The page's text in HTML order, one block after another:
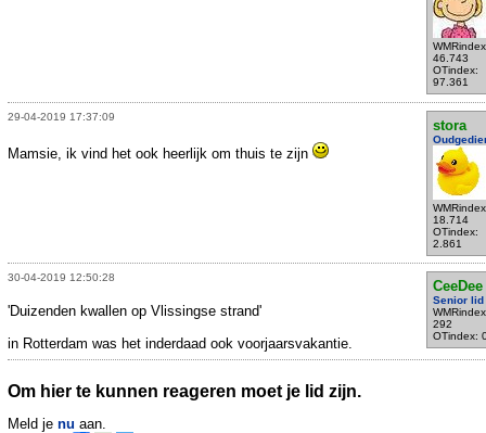
46.743
OTindex:
97.361
29-04-2019 17:37:09
stora
18.714
OTindex:
2.861
Mamsie, ik vind het ook heerlijk om thuis te zijn
30-04-2019 12:50:28
CeeDee
Senior lid
292
OTindex:
'Duizenden kwallen op Vlissingse strand'
in Rotterdam was het inderdaad ook voorjaarsvakantie.
Om hier te kunnen reageren moet je lid zijn.
Meld je nu aan.